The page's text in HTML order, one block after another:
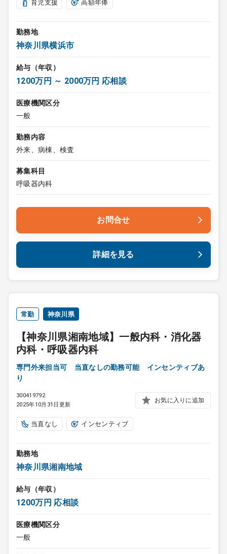
育児支援 高額年俸
勤務地
神奈川県横浜市
給与（年収）
1200万円 ～ 2000万円 応相談
医療機関区分
一般
勤務内容
外来、病棟、検査
募集科目
呼吸器内科
お問合せ
詳細を見る
常勤 神奈川県
【神奈川県湘南地域】一般内科・消化器
内科・呼吸器内科
専門外来担当可 当直なしの勤務可能 インセンティブあ
り
300419792
2025年10月31日更新
お気に入りに追加
当直なし インセンティブ
勤務地
神奈川県湘南地域
給与（年収）
1200万円 応相談
医療機関区分
一般